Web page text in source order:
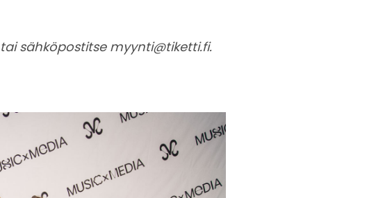
sähköpostitse myynti@tiketti.fi.